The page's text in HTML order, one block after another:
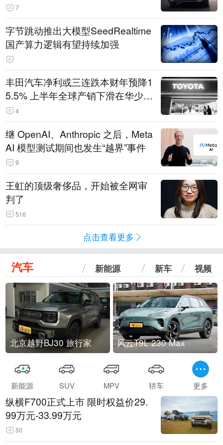
7
字节跳动推出大模型SeedRealtime
国产算力逻辑有望持续加强
丰田汽车净利或三连跌本财年预降1
5.5% 上半年全球产销下滑在华少卖
14.3万辆
4
继 OpenAI、Anthropic 之后，Meta
AI 模型测试期间也发生“越界”事件
9
王虹的顶级奢侈品，开始被全网审
判了
516
点击查看更多
汽车 新能源 新车 视频
北京越野BJ30 旅行家 风云T9L 230 Max
新能源 SUV MPV 轿车 更多
纵横F700正式上市 限时权益价29.
99万元-33.99万元
50